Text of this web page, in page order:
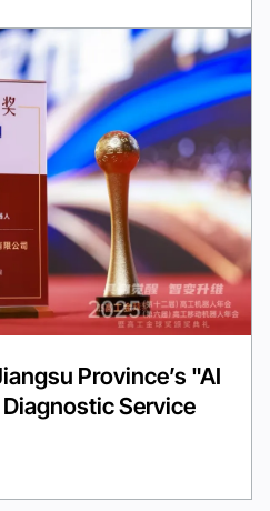
Province’s "AI
Service